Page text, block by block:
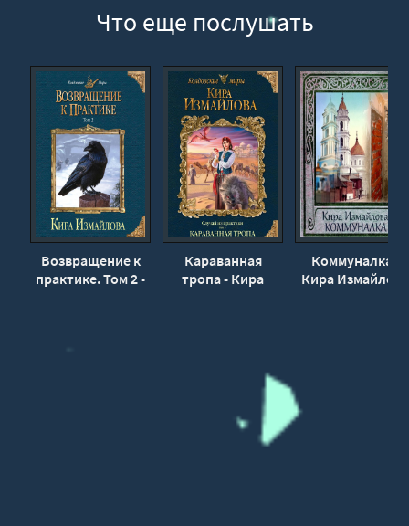
Что еще послушать
Возвращение к
практике. Том 2 -
Караванная
тропа - Кира
Коммуналка -
Кира Измайлова